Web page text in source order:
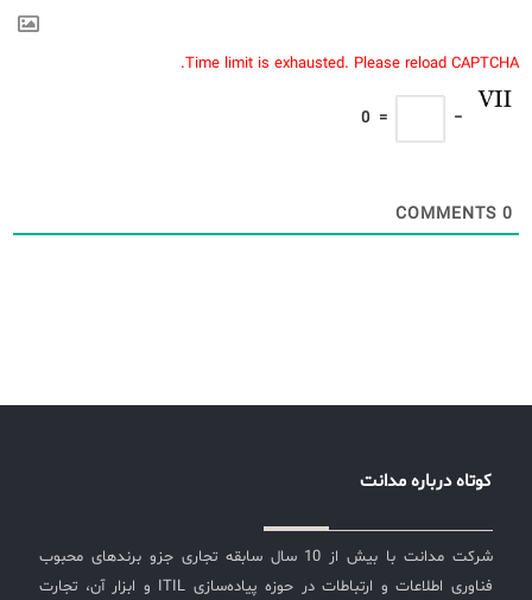
Time limit is exhausted. Please reload CAPTCHA.
−
=
0
0
کوتاه درباره مدانت
شرکت مدانت با بیش از 10 سال سابقه تجاری جزو برندهای محبوب
فناوری اطلاعات و ارتباطات در حوزه پیاده‌سازی ITIL و ابزار آن، تجارت